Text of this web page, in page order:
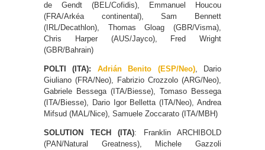
de Gendt (BEL/Cofidis), Emmanuel Houcou
(FRA/Arkéa continental), Sam Bennett
(IRL/Decathlon), Thomas Gloag (GBR/Visma),
Chris Harper (AUS/Jayco), Fred Wright
(GBR/Bahrain)
POLTI (ITA): Adrián Benito (ESP/Neo), Dario
Giuliano (FRA/Neo), Fabrizio Crozzolo (ARG/Neo),
Gabriele Bessega (ITA/Biesse), Tomaso Bessega
(ITA/Biesse), Dario Igor Belletta (ITA/Neo), Andrea
Mifsud (MAL/Nice), Samuele Zoccarato (ITA/MBH)
SOLUTION TECH (ITA): Franklin ARCHIBOLD
(PAN/Natural Greatness), Michele Gazzoli